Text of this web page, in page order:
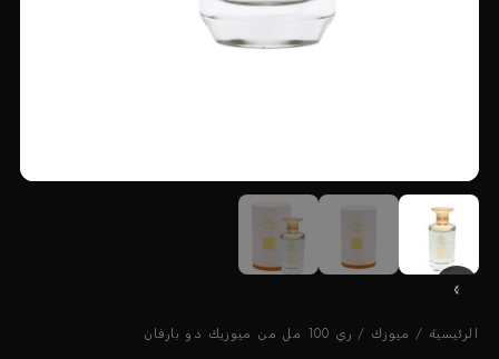
الرئيسية / ميوزك / ري 100 مل من ميوزيك دو بارفان